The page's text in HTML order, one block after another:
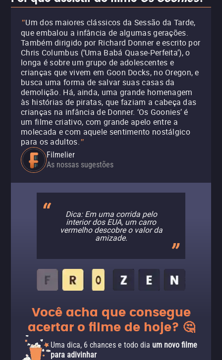
"Um dos maiores clássicos da Sessão da Tarde,
que embalou a infância de algumas gerações.
Também dirigido por Richard Donner e escrito por
Chris Columbus (‘Uma Babá Quase-Perfeita’), o
longa é sobre um grupo de adolescentes e
crianças que vivem em Goon Docks, no Oregon, e
busca uma forma de salvar suas casas da
demolição. Há, ainda, uma grande homenagem
às histórias de piratas, que faziam a cabeça das
crianças na infância de Donner. ‘Os Goonies’ é
um filme criativo, com grande apelo entre a
molecada e com aquele sentimento nostálgico
para os adultos."
Filmelier
As nossas sugestões
Dica: Em uma corrida pelo
interior dos EUA, um carro
vermelho descobre o valor da
amizade.
Você acha que consegue
acertar o filme de hoje? 🤔
Uma dica, 6 chances e todo dia um novo filme
para adivinhar